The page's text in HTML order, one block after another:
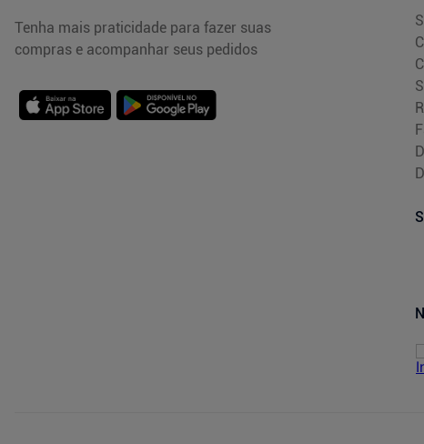
Tenha mais praticidade para fazer suas
compras e acompanhar seus pedidos